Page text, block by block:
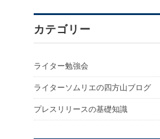
カテゴリー
ライター勉強会
ライターソムリエの四方山ブログ
プレスリリースの基礎知識